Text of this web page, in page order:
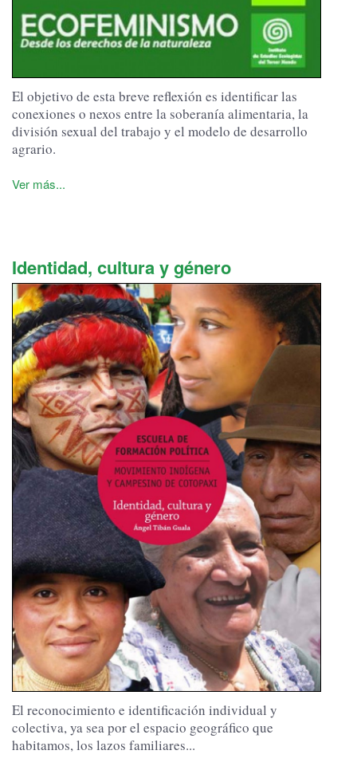
El objetivo de esta breve reflexión es identificar las
conexiones o nexos entre la soberanía alimentaria, la
división sexual del trabajo y el modelo de desarrollo
agrario.
Ver más...
Identidad, cultura y género
El reconocimiento e identificación individual y
colectiva, ya sea por el espacio geográfico que
habitamos, los lazos familiares...